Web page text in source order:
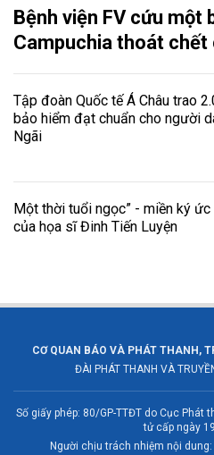
Bệnh viện FV cứu một
Campuchia thoát
Tập đoàn Quốc tế Á Châu trao
bảo hiểm đạt chuẩn cho người
Ngãi
Một thời tuổi ngọc” - miền ký ức
của họa sĩ Đinh Tiến Luyện
CƠ QUAN BÁO VÀ PHÁT THANH,
ĐÀI PHÁT THANH VÀ
Số giấy phép: 80/GP-TTĐT do Cục Phát
tử cấp ngày
Người chịu trách nhiệm nội dung: